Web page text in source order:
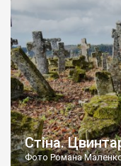
ньому чимало хрестів
Стіна.
Фото Романа